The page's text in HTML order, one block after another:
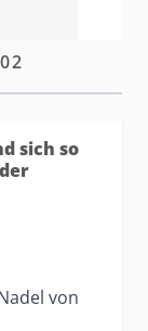
PLUS
sich so
von